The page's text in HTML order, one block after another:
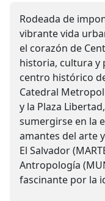
Rodeada de
vibrante vida
el corazón de
historia, cultura y
centro histórico
Catedral
y la Plaza
sumergirse en la
amantes del arte
El Salvador
Antropología
fascinante por la